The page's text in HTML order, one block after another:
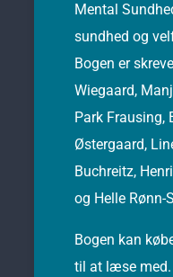
Mental
sundhed og
Bogen er
Wiegaard,
Park Frausing,
Østergaard,
Buchreitz,
og Helle Rønn-
Bogen kan
til at læse med.